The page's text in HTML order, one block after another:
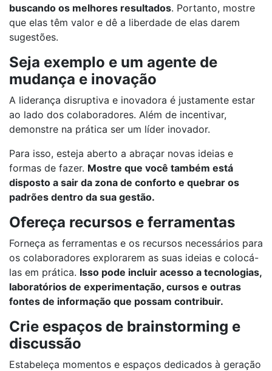
buscando os melhores resultados. Portanto, mostre
que elas têm valor e dê a liberdade de elas darem
sugestões.
Seja exemplo e um agente de
mudança e inovação
A liderança disruptiva e inovadora é justamente estar
ao lado dos colaboradores. Além de incentivar,
demonstre na prática ser um líder inovador.
Para isso, esteja aberto a abraçar novas ideias e
formas de fazer. Mostre que você também está
disposto a sair da zona de conforto e quebrar os
padrões dentro da sua gestão.
Ofereça recursos e ferramentas
Forneça as ferramentas e os recursos necessários para
os colaboradores explorarem as suas ideias e colocá-
las em prática. Isso pode incluir acesso a tecnologias,
laboratórios de experimentação, cursos e outras
fontes de informação que possam contribuir.
Crie espaços de brainstorming e
discussão
Estabeleça momentos e espaços dedicados à geração